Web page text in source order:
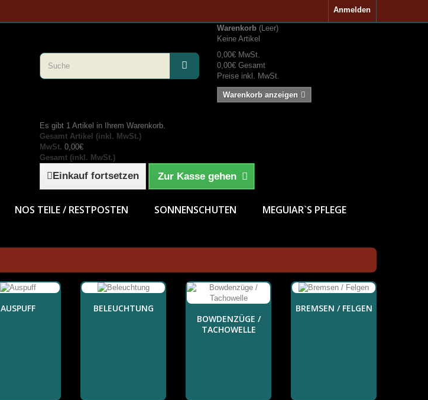
Anmelden
Warenkorb (Leer)
Keine Artikel
0,00€ MwSt.
0,00€ Gesamt
Preise inkl. MwSt.
Warenkorb anzeigen
Es gibt 1 Artikel in Ihrem Warenkorb.
Gesamt Artikel (inkl. MwSt.)
MwSt. 0,00€
Gesamt (inkl. MwSt.)
Einkauf fortsetzen Zur Kasse gehen
NOS TEILE / RESTPOSTEN SONNENSCHUTEN MEGUIAR`S PFLEGE
AUSPUFF
BELEUCHTUNG
BOWDENZÜGE /
TACHOWELLE
BREMSEN / FELGEN